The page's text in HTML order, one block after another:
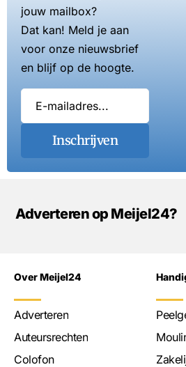
jouw mailbox?
Dat kan! Meld je aan
voor onze nieuwsbrief
en blijf op de hoogte.
Inschrijven
Adverteren op Meijel24?
Over Meijel24
Adverteren
Auteursrechten
Colofon